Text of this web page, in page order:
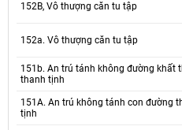
152B, Vô thượng căn tu tập
152a. Vô thượng căn tu tập
151b. An trú tánh không đường khất
thanh tịnh
151A. An trú không tánh con đường
tịnh